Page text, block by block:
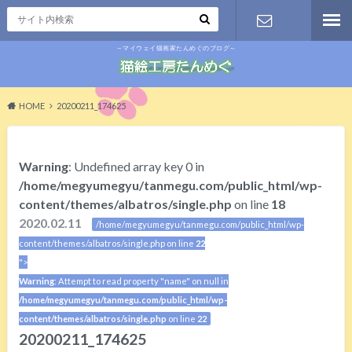
～マイウェイ猫画家たんめぐのブログ～
HOME 20200211_174625
Warning: Undefined array key 0 in
/home/megyumegyu/tanmegu.com/public_html/wp-
content/themes/albatros/single.php on line 18
2020.02.11
/home/megyumegyu/tanmegu.com/public_html/wp-
content/themes/albatros/single.php on line 22
">
Warning: Attempt to read property "name" on null in
/home/megyumegyu/tanmegu.com/public_html/wp-
content/themes/albatros/single.php on line 22
20200211_174625